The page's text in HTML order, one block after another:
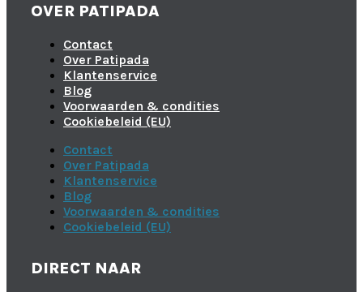
OVER PATIPADA
Contact
Over Patipada
Klantenservice
Blog
Voorwaarden & condities
Cookiebeleid (EU)
Contact
Over Patipada
Klantenservice
Blog
Voorwaarden & condities
Cookiebeleid (EU)
DIRECT NAAR